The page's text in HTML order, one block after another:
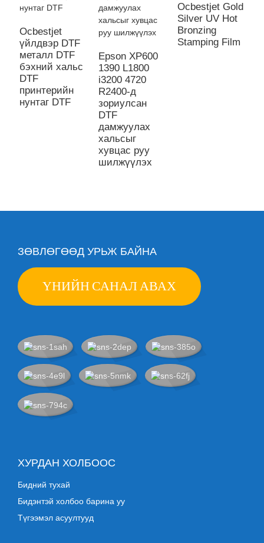
Ocbestjet
үйлдвэр DTF
металл DTF
бэхний хальс
DTF
принтерийн
нунтаг DTF
Epson XP600
1390 L1800
i3200 4720
R2400-д
зориулсан
DTF
дамжуулах
хальсыг
хувцас руу
шилжүүлэх
Ocbestjet Gold
Silver UV Hot
Bronzing
Stamping Film
ЗӨВЛӨГӨӨД УРЬЖ БАЙНА
ҮНИЙН САНАЛ АВАХ
ХУРДАН ХОЛБООС
Бидний тухай
Бидэнтэй холбоо барина уу
Түгээмэл асуултууд